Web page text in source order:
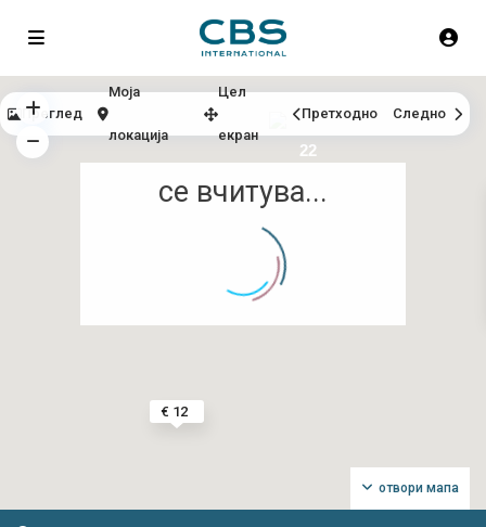
€ 12
22
се вчитува...
отвори мапа
Преглед
Моја
локација
Цел
екран
Претходно Следно